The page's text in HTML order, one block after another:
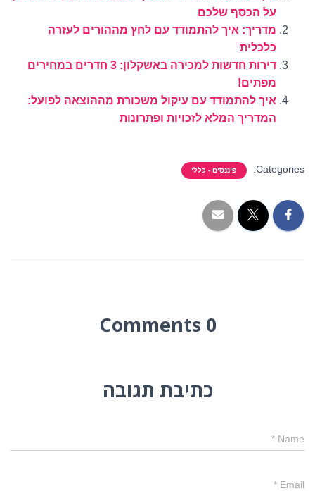
על הכסף שלכם
מדריך: איך להתמודד עם לחץ מההורים לעזרה
כלכלית
דירות חדשות למכירה באשקלון: 3 חדרים במחירים
מפתים!
איך להתמודד עם עיקול משכורת מההוצאה לפועל:
המדריך המלא לזכויות ופתרונות
Categories: פיננסים - כללי
0 Comments
כתיבת תגובה
Name
*
Email
*